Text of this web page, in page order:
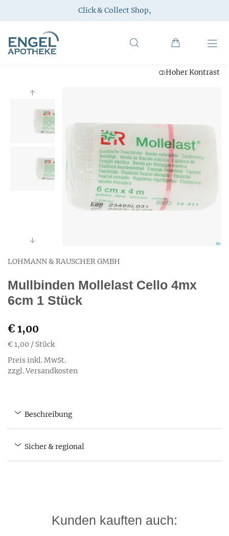
Click & Collect Shop,
Hoher Kontrast
LOHMANN & RAUSCHER GMBH
Mullbinden Mollelast Cello 4mx
6cm 1 Stück
€ 1,00
€ 1,00 / Stück
Preis inkl. MwSt.
zzgl. Versandkosten
Beschreibung
Sicher & regional
Kunden kauften auch: